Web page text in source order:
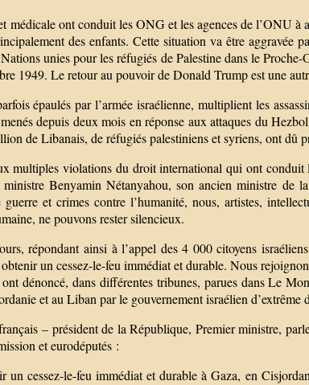
médicale ont conduit les ONG et les agences de l’ONU
des enfants. Cette situation va être aggravée
unies pour les réfugiés de Palestine dans le
1949. Le retour au pouvoir de Donald Trump est une
épaulés par l’armée israélienne, multiplient les
depuis deux mois en réponse aux attaques du
de Libanais, de réfugiés palestiniens et syriens, ont dû
multiples violations du droit international qui ont
Benyamin Nétanyahou, son ancien ministre de
et crimes contre l’humanité, nous, artistes,
ne pouvons rester silencieux.
répondant ainsi à l’appel des 4 000 citoyens
un cessez-le-feu immédiat et durable. Nous
dénoncé, dans différentes tribunes, parues dans Le
et au Liban par le gouvernement israélien d’extrême
– président de la République, Premier ministre,
et eurodéputés :
cessez-le-feu immédiat et durable à Gaza, en